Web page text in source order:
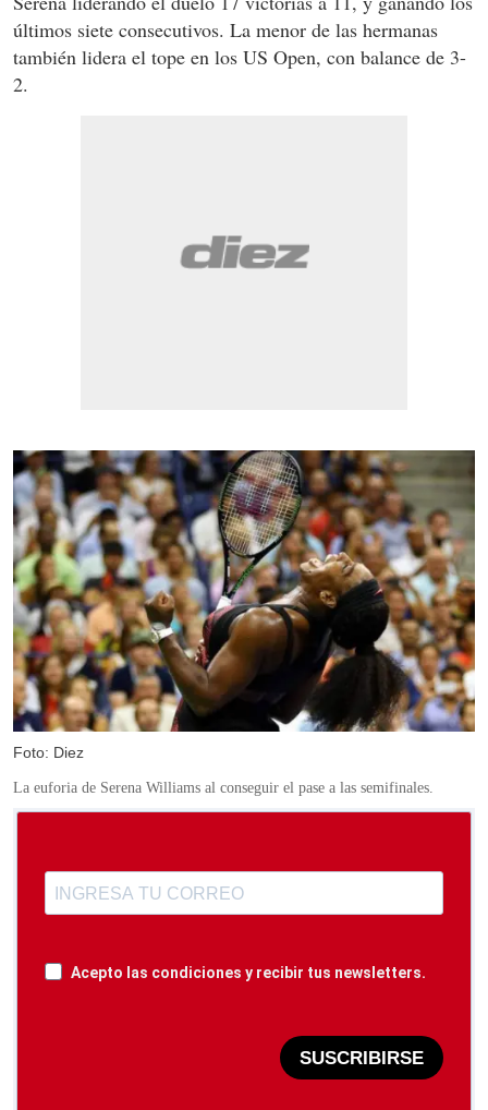
últimos siete consecutivos. La menor de las hermanas
también lidera el tope en los US Open, con balance de 3-
2.
Foto: Diez
La euforia de Serena Williams al conseguir el pase a las semifinales.
Acepto las condiciones y recibir tus newsletters.
SUSCRIBIRSE